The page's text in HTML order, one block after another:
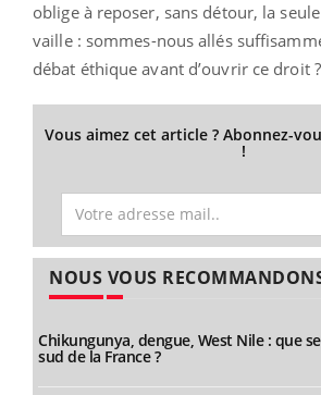
oblige à reposer, sans détour, la
vaille : sommes-nous allés
débat éthique avant d’ouvrir ce droit ?
Vous aimez cet article ? Abonnez-
!
NOUS VOUS
Chikungunya, dengue, West Nile : que
sud de la France ?